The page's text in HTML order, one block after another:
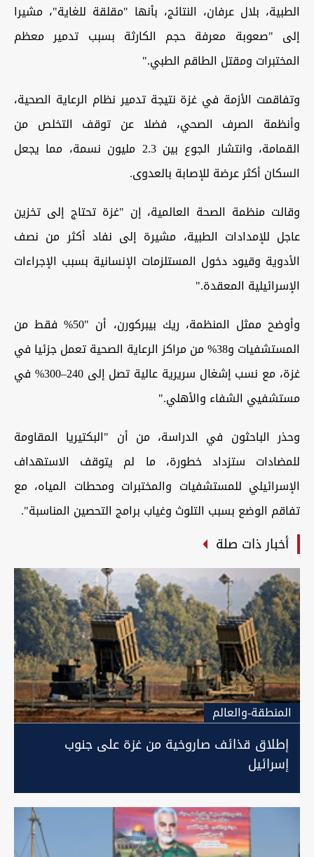
الطبية، بلال عرفان، النتائج، بأنها "مقلقة للغاية"، مشيرا
إلى "صعوبة معرفة حجم الكارثة بسبب تدمير معظم
المختبرات ومقتل الطاقم الطبي".
وتفاقمت الأزمة في غزة نتيجة تدمير نظام الرعاية الصحية،
وأنظمة الصرف الصحي، فضلا عن توقف التخلص من
القمامة، وانتشار الجوع بين 2.3 مليون نسمة، مما يجعل
السكان أكثر عرضة للإصابة بالعدوى.
وقالت منظمة الصحة العالمية، إن "غزة تحتاج إلى تخزين
عاجل للإمدادات الطبية، مشيرة إلى نفاد أكثر من نصف
الأدوية وقيود دخول المستلزمات الإنسانية بسبب الإجراءات
الإسرائيلية المعقدة".
وأوضح ممثل المنظمة، ريك بيبركورن، أن "50% فقط من
المستشفيات و38% من مراكز الرعاية الصحية تعمل جزئيا في
غزة، مع نسب إشغال سريرية عالية تصل إلى 240–300% في
مستشفيي الشفاء والأهلي".
وحذر الباحثون في الدراسة، من أن "البكتيريا المقاومة
للمضادات ستزداد خطورة، ما لم يتوقف الاستهداف
الإسرائيلي للمستشفيات والمختبرات ومحطات المياه، مع
تفاقم الوضع بسبب التلوث وغياب برامج التحصين المناسبة".
أخبار ذات صلة
المنطقة-والعالم
إطلاق قذائف صاروخية من غزة على جنوب
إسرائيل